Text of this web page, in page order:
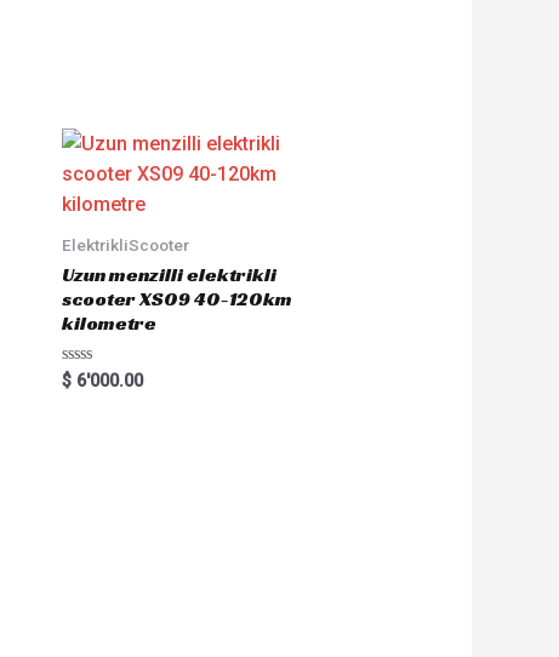
ElektrikliScooter
Uzun menzilli elektrikli
scooter XS09 40-120km
kilometre
R
a
$6'000.00